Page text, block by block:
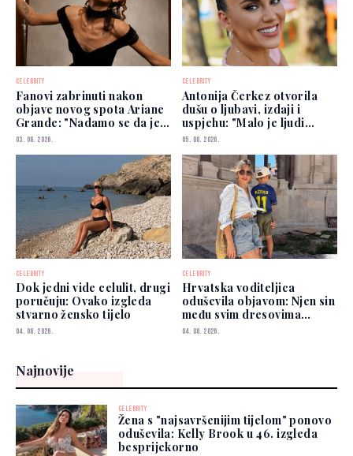
CELEBRITY
Fanovi zabrinuti nakon
objave novog spota Ariane
Grande: "Nadamo se da je
dobro"
03. 08. 2026.
CELEBRITY
Antonija Čerkez otvorila
dušu o ljubavi, izdaji i
uspjehu: "Malo je ljudi
kojima možete vjerovati"
05. 08. 2026.
CELEBRITY
Dok jedni vide celulit, drugi
poručuju: Ovako izgleda
stvarno žensko tijelo
04. 08. 2026.
CELEBRITY
Hrvatska voditeljica
oduševila objavom: Njen sin
među svim dresovima
izabrao Zmajeve
04. 08. 2026.
Najnovije
CELEBRITY
Žena s "najsavršenijim tijelom" ponovo
oduševila: Kelly Brook u 46. izgleda
besprijekorno